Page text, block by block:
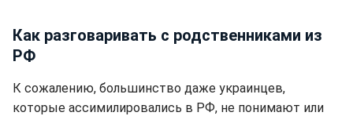
Как разговаривать с родственниками из
РФ
К сожалению, большинство даже украинцев,
которые ассимилировались в РФ, не понимают или